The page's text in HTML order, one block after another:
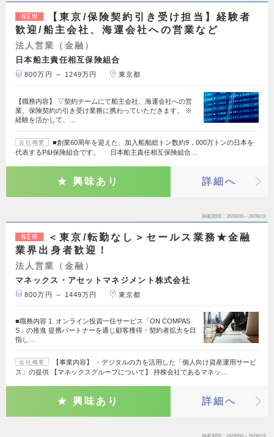
NEW
【東京/保険契約引き受け担当】経験者
歓迎/船主会社、海運会社への営業など
法人営業（金融）
日本船主責任相互保険組合
800万円 ～ 1249万円 東京都
【職務内容】 ▽契約チームにて船主会社、海運会社への営
業、保険契約の引き受け業務に携わっていただきます。 ※
経験を活かして、…
会社概要
■創業60周年を迎えた、加入船舶総トン数約9，000万トンの日本を
代表するP&I保険組合です。 日本船主責任相互保険組合…
興味あり 詳細へ
掲載期間 26/08/06～26/08/19
NEW
＜東京/転勤なし＞セールス業務★金融
業界出身者歓迎！
法人営業（金融）
マネックス・アセットマネジメント株式会社
800万円 ～ 1449万円 東京都
■職務内容 1. オンライン投資一任サービス「ON COMPAS
S」の推進 提携パートナーを通じ顧客獲得・契約者拡大を目
指し…
会社概要
【事業内容】 ・デジタルの力を活用した「個人向け資産運用サービ
ス」の提供 【マネックスグループについて】 持株会社であるマネッ…
興味あり 詳細へ